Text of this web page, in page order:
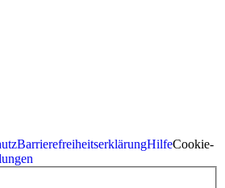
BarrierefreiheitserklärungHilfeCookie-